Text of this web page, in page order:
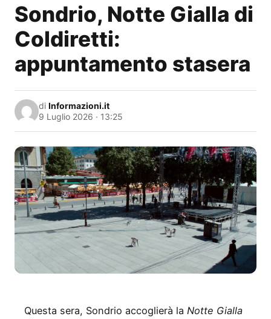
Sondrio, Notte Gialla di
Coldiretti:
appuntamento stasera
di Informazioni.it
9 Luglio 2026 · 13:25
Questa sera, Sondrio accoglierà la Notte Gialla